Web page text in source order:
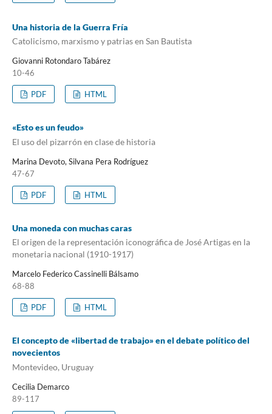
Una historia de la Guerra Fría
Catolicismo, marxismo y patrias en San Bautista
Giovanni Rotondaro Tabárez
10-46
PDF HTML
«Esto es un feudo»
El uso del pizarrón en clase de historia
Marina Devoto, Silvana Pera Rodríguez
47-67
PDF HTML
Una moneda con muchas caras
El origen de la representación iconográfica de José Artigas en la
monetaria nacional (1910-1917)
Marcelo Federico Cassinelli Bálsamo
68-88
PDF HTML
El concepto de «libertad de trabajo» en el debate político del
novecientos
Montevideo, Uruguay
Cecilia Demarco
89-117